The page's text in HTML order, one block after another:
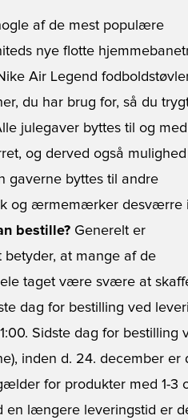
af de mest populære
nye flotte
Air Legend
du har brug for, så du
julegaver byttes til og
og derved også
gaverne byttes til andre
og ærmemærker desværre
bestille? Generelt er
at mange af de
taget være svære at
dag for bestilling ved
Sidste dag for bestilling
inden d. 24. december er
for produkter med 1-3
en længere leveringstid er